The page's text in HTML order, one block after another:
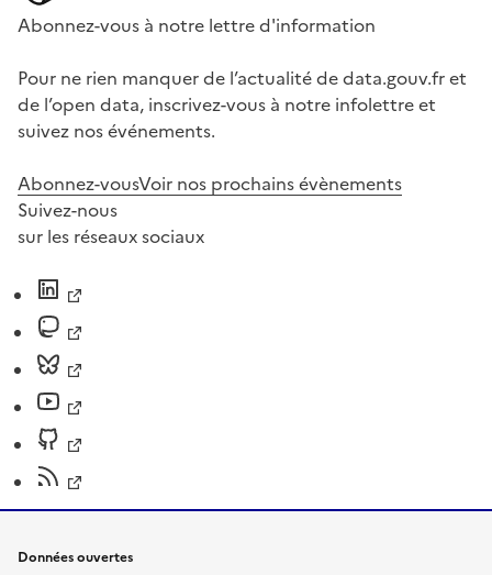
Abonnez-vous à notre lettre d'information
Pour ne rien manquer de l’actualité de data.gouv.fr et
de l’open data, inscrivez-vous à notre infolettre et
suivez nos événements.
Abonnez-vousVoir nos prochains évènements
Suivez-nous
sur les réseaux sociaux
Données ouvertes